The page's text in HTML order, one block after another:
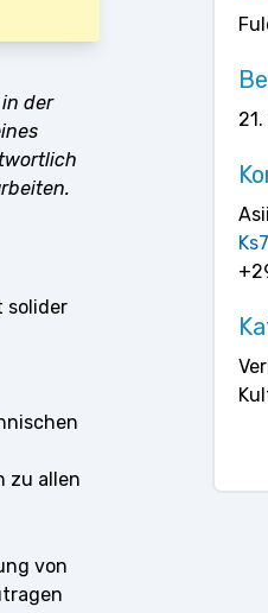
der
solider
zu allen
von